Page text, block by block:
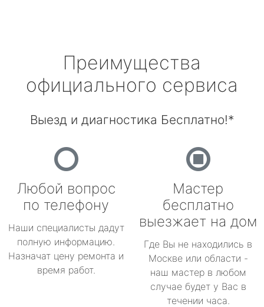
Преимущества
официального сервиса
Выезд и диагностика Бесплатно!*
Любой вопрос
по телефону
Наши специалисты дадут
полную информацию.
Назначат цену ремонта и
время работ.
Мастер
бесплатно
выезжает на дом
Где Вы не находились в
Москве или области -
наш мастер в любом
случае будет у Вас в
течении часа.